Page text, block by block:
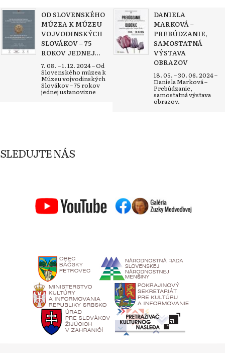
OD SLOVENSKÉHO
MÚZEA K MÚZEU
VOJVODINSKÝCH
SLOVÁKOV – 75
ROKOV JEDNEJ...
7. 08. – 1. 12. 2024 – Od
Slovenského múzea k
Múzeu vojvodinských
Slovákov – 75 rokov
jednej ustanovizne
DANIELA
MARKOVÁ –
PREBÚDZANIE,
SAMOSTATNÁ
VÝSTAVA
OBRAZOV
18. 05. – 30. 06. 2024 –
Daniela Marková –
Prebúdzanie,
samostatná výstava
obrazov.
SLEDUJTE NÁS